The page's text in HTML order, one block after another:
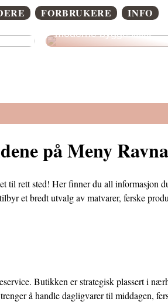
FORBRUKERE INFO
Arkitekturens glemte
moderne byggeskikk
på Meny
til rett sted! Her finner du all informasjon
et bredt utvalg av matvarer, ferske
Butikken er strategisk plassert i
å handle dagligvarer til middagen,